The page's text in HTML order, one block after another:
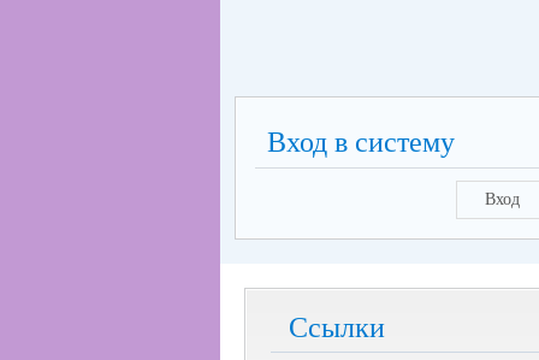
Вход в систему
Вход
Ссылки